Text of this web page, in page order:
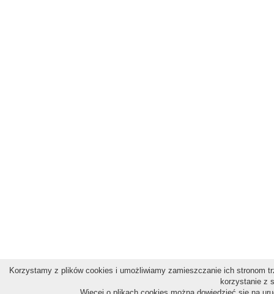
Korzystamy z plików cookies i umożliwiamy zamieszczanie ich stronom
korzystanie z